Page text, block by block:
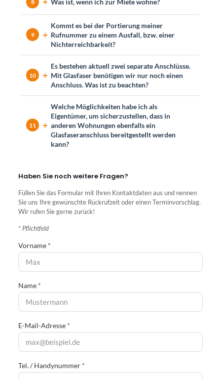
8 Was ist, wenn ich zur Miete wohne?
9
Kommt es bei der Portierung meiner
Rufnummer zu einem Ausfall, bzw. einer
Nichterreichbarkeit?
10
Es bestehen aktuell zwei separate Anschlüsse.
Mit Glasfaser benötigen wir nur noch einen
Anschluss. Was ist zu beachten?
11
Welche Möglichkeiten habe ich als
Eigentümer, um sicherzustellen, dass in
anderen Wohnungen ebenfalls ein
Glasfaseranschluss bereitgestellt werden
kann?
Haben Sie noch weitere Fragen?
Füllen Sie das Formular mit Ihren Kontaktdaten aus und nennen
Sie uns Ihre gewünschte Rückrufzeit oder einen Terminvorschlag.
Wir rufen Sie gerne zurück!
* Pflichtfeld
Vorname *
Name *
E-Mail-Adresse *
Tel. / Handynummer *